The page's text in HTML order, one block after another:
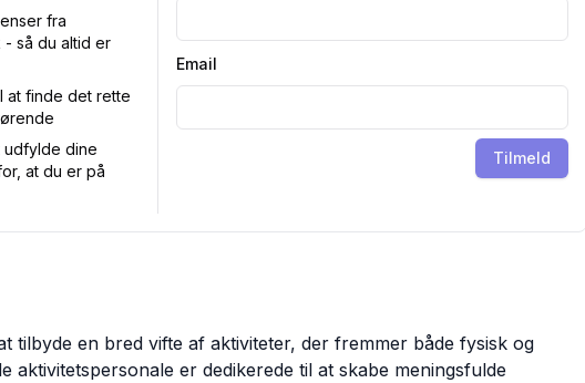
fra
- så du altid er
at finde det rette
udfylde dine
at du er på
Email
Tilmeld
tilbyde en bred vifte af aktiviteter, der fremmer både fysisk og
aktivitetspersonale er dedikerede til at skabe meningsfulde